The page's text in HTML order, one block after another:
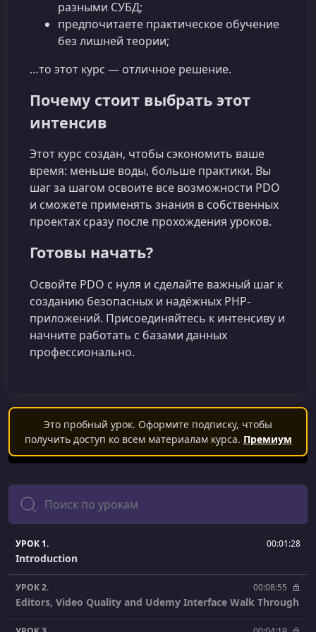
разными СУБД;
предпочитаете практическое обучение
без лишней теории;
…то этот курс — отличное решение.
Почему стоит выбрать этот
интенсив
Этот курс создан, чтобы сэкономить ваше
время: меньше воды, больше практики. Вы
шаг за шагом освоите все возможности PDO
и сможете применять знания в собственных
проектах сразу после прохождения уроков.
Готовы начать?
Освойте PDO с нуля и сделайте важный шаг к
созданию безопасных и надёжных PHP-
приложений. Присоединяйтесь к интенсиву и
начните работать с базами данных
профессионально.
Это пробный урок. Оформите подписку, чтобы
получить доступ ко всем материалам курса. Премиум
Поиск
УРОК 1. 00:01:28
Introduction
УРОК 2. 00:08:55
Editors, Video Quality and Udemy Interface Walk Through